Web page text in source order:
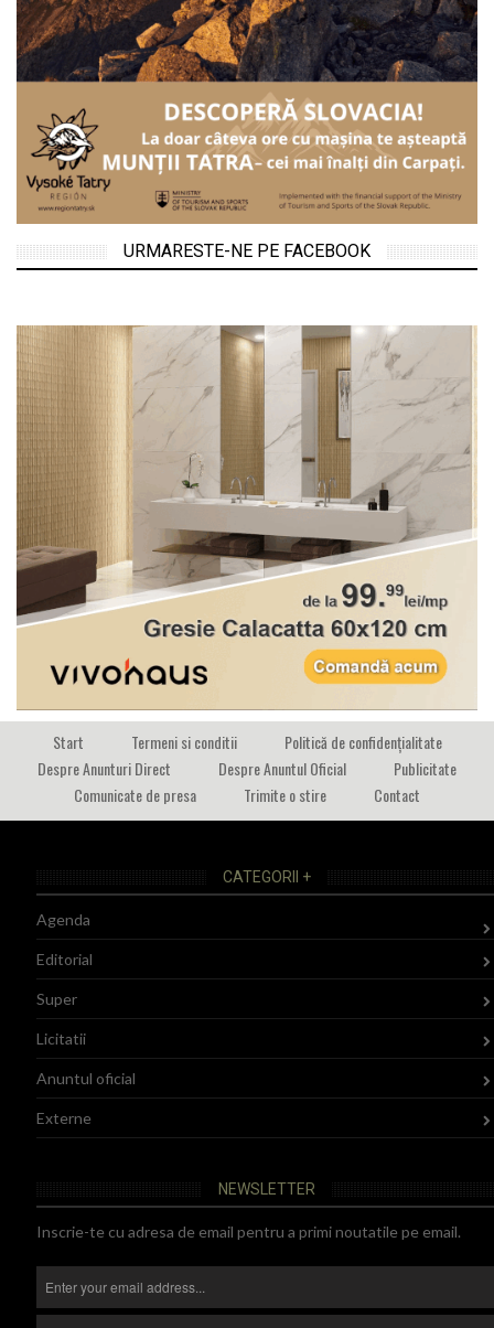
URMARESTE-NE PE FACEBOOK
Start Termeni si conditii
Politică de confidențialitate
Despre Anunturi Direct
Despre Anuntul Oficial
Publicitate
Comunicate de presa
Trimite o stire Contact
CATEGORII +
Agenda
Editorial
Super
Licitatii
Anuntul oficial
Externe
NEWSLETTER
Inscrie-te cu adresa de email pentru a primi noutatile pe email.